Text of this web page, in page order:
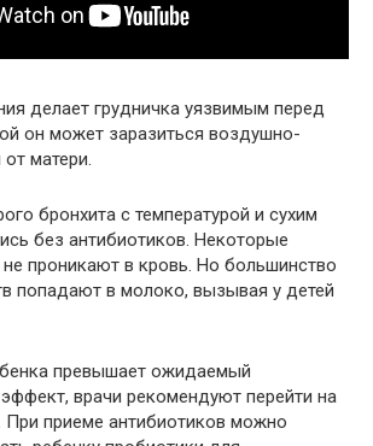
делает грудничка уязвимым перед
он может заразиться воздушно-
матери.
бронхита с температурой и сухим
без антибиотиков. Некоторые
проникают в кровь. Но большинство
попадают в молоко, вызывая у детей
превышает ожидаемый
эффект, врачи рекомендуют перейти на
приеме антибиотиков можно